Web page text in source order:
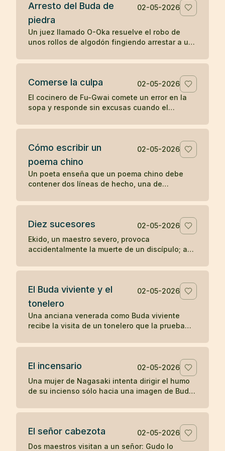
Arresto del Buda de
piedra
02-05-2026
Un juez llamado O-Oka resuelve el robo de
unos rollos de algodón fingiendo arrestar a un
práctica puede revelar lo oculto.
Comerse la culpa
02-05-2026
El cocinero de Fu-Gwai comete un error en la
sopa y responde sin excusas cuando el
Cómo escribir un
poema chino
02-05-2026
Un poeta enseña que un poema chino debe
contener dos líneas de hecho, una de
escena mínima que revela algo entero.
Diez sucesores
02-05-2026
Ekido, un maestro severo, provoca
accidentalmente la muerte de un discípulo; aun
sucesores iluminados.
El Buda viviente y el
tonelero
02-05-2026
Una anciana venerada como Buda viviente
recibe la visita de un tonelero que la prueba
fama sostiene el contacto real.
El incensario
02-05-2026
Una mujer de Nagasaki intenta dirigir el humo
de su incienso sólo hacia una imagen de Buda,
manchando aquello que veneraba.
El señor cabezota
02-05-2026
Dos maestros visitan a un señor: Gudo lo